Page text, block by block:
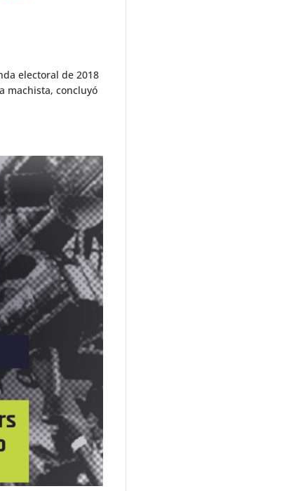
electoral de 2018
machista, concluyó